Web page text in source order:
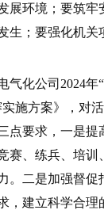
展环境；要筑牢
生；要强化机关
气化公司2024年
施方案》，对
点要求，一是提
赛、练兵、培训
。二是加强督促
，建立科学合理